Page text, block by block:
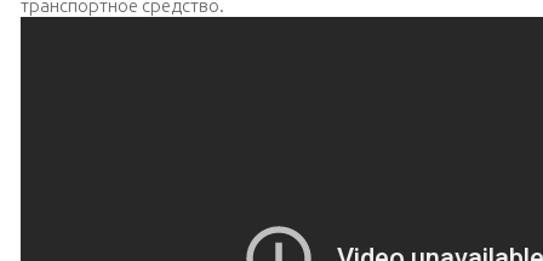
транспортное средство.